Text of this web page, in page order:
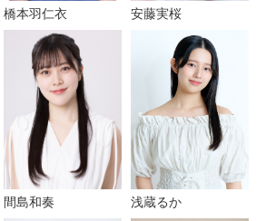
橋本羽仁衣 安藤実桜
間島和奏 浅蔵るか